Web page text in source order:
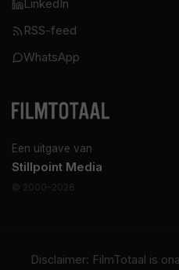
Een uitgave van
Stillpoint Media
© 2000–2026
LinkedIn
RSS-feed
WhatsApp
Disclaimer: FilmTotaal is